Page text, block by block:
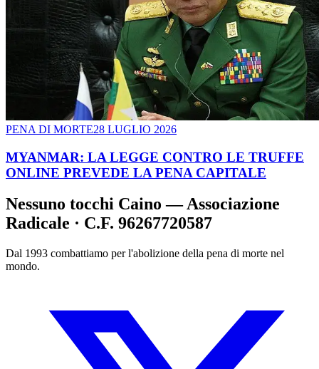
PENA DI MORTE28 LUGLIO 2026
MYANMAR: LA LEGGE CONTRO LE TRUFFE
ONLINE PREVEDE LA PENA CAPITALE
Nessuno tocchi Caino — Associazione
Radicale · C.F. 96267720587
Dal 1993 combattiamo per l'abolizione della pena di morte nel
mondo.